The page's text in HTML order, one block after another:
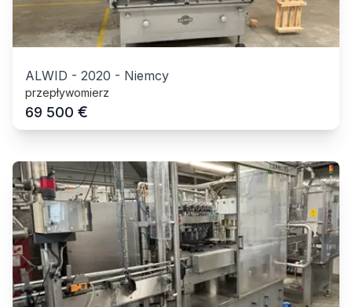
ALWID - 2020 - Niemcy
przepływomierz
69 500 €